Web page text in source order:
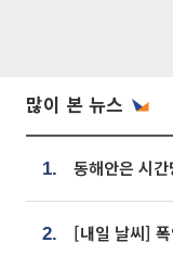
많이 본 뉴스
1.
2.